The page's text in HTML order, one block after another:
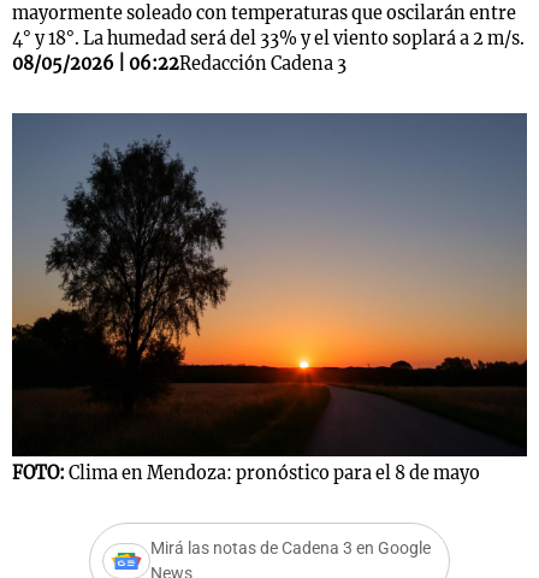
mayormente soleado con temperaturas que oscilarán entre
4° y 18°. La humedad será del 33% y el viento soplará a 2 m/s.
08/05/2026 | 06:22Redacción Cadena 3
FOTO: Clima en Mendoza: pronóstico para el 8 de mayo
Mirá las notas de Cadena 3 en Google
Notas
Mundial 2026
Cadena 3